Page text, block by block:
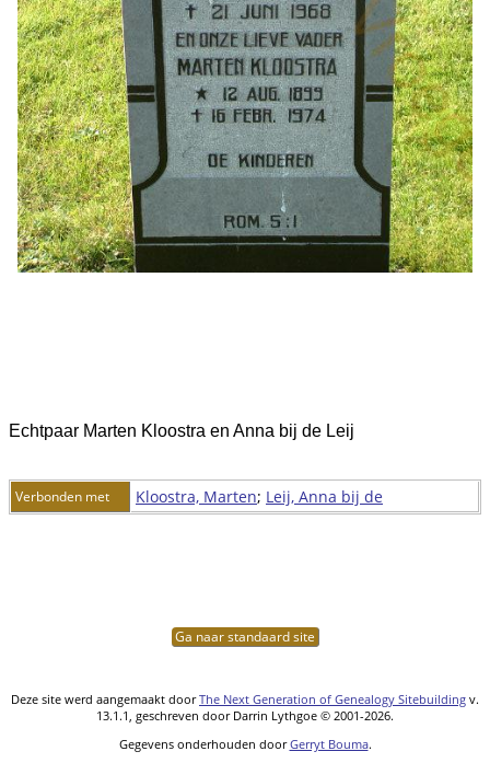
Echtpaar Marten Kloostra en Anna bij de Leij
Verbonden met Kloostra, Marten; Leij, Anna bij de
Ga naar standaard site
Deze site werd aangemaakt doorThe Next Generation of Genealogy Sitebuilding v.
13.1.1, geschreven door Darrin Lythgoe © 2001-2026.
Gegevens onderhouden doorGerryt Bouma.